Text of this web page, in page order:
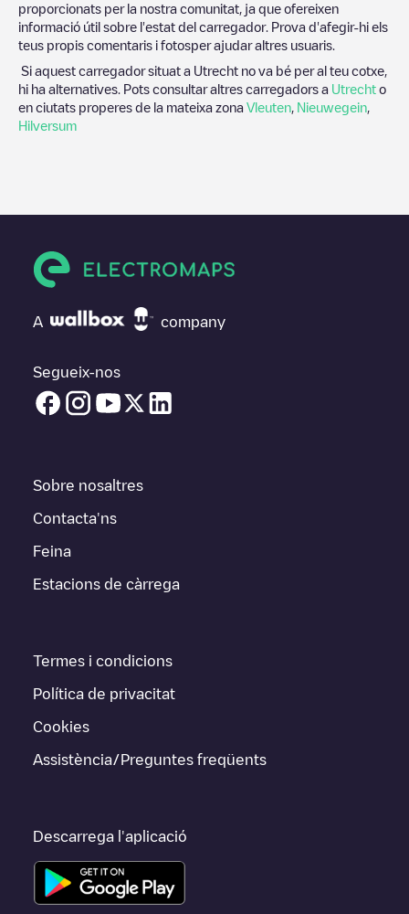
proporcionats per la nostra comunitat, ja que ofereixen
informació útil sobre l'estat del carregador. Prova d'afegir-hi els
teus propis comentaris i fotosper ajudar altres usuaris.
Si aquest carregador situat a Utrecht no va bé per al teu cotxe,
hi ha alternatives. Pots consultar altres carregadors a Utrecht o
en ciutats properes de la mateixa zona Vleuten Nieuwegein
Hilversum
A company
Segueix-nos
Sobre nosaltres
Contacta'ns
Feina
Estacions de càrrega
Termes i condicions
Política de privacitat
Cookies
Assistència/Preguntes freqüents
Descarrega l'aplicació